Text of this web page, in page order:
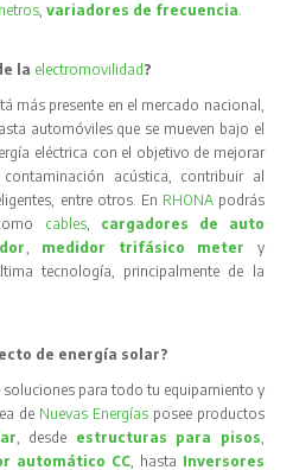
,variadores de frecuencia.
la electromovilidad ?
más presente en el mercado nacional,
automóviles que se mueven bajo el
eléctrica con el objetivo de mejorar
acústica, contribuir al
entre otros. En RHONA podrás
cables, cargadores de auto
, medidor trifásico meter
y
tecnología, principalmente de la
de energía solar?
soluciones para todo tu equipamiento y
de Nuevas Energíasposee productos
, desde estructuras para pisos,
automático CC, hasta Inversores